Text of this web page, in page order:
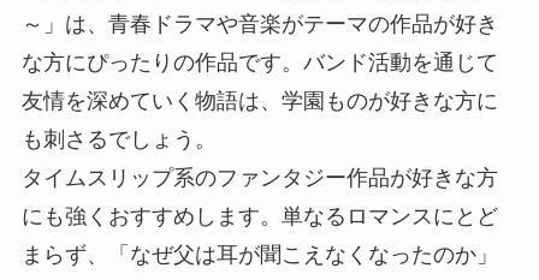
～」は、青春ドラマや音楽がテーマの作品が好き
な方にぴったりの作品です。バンド活動を通じて
友情を深めていく物語は、学園ものが好きな方に
も刺さるでしょう。
タイムスリップ系のファンタジー作品が好きな方
にも強くおすすめします。単なるロマンスにとど
まらず、「なぜ父は耳が聞こえなくなったのか」